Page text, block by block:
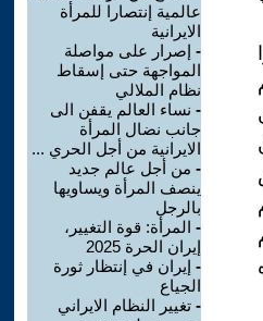
عالمية إنتصارا للمرأة
الايرانية
- إصرار على مواصلة
المواجهة حتى إسقاط
نظام الملالي
- نساء العالم يقفن الى
جانب نضال المرأة
الايرانية من أجل الحري ...
- من أجل عالم جديد
ينصف المرأة ويساويها
بالرجل
- المرأة: قوة التغيير،
إيران الحرة 2025
- إيران في إنتظار ثورة
الجياع
- تغيير النظام الايراني